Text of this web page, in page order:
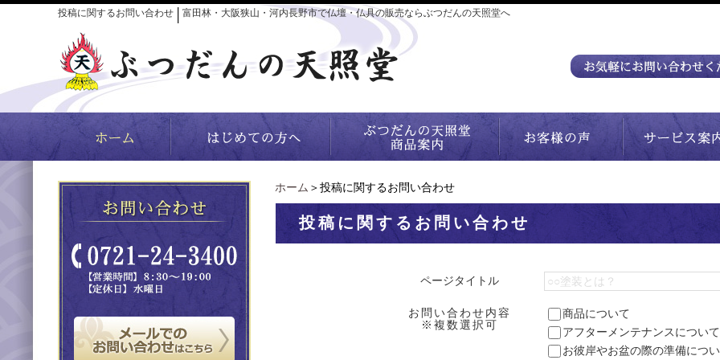
投稿に関するお問い合わせ 富田林・大阪狭山・河内長野市で仏壇・仏具の販売ならぶつだんの天照堂へ
ホーム ＞投稿に関するお問い合わせ
投稿に関するお問い合わせ
ページタイトル
お問い合わせ内容
※複数選択可
商品について
アフターメンテナンスについて
お彼岸やお盆の際の準備につ